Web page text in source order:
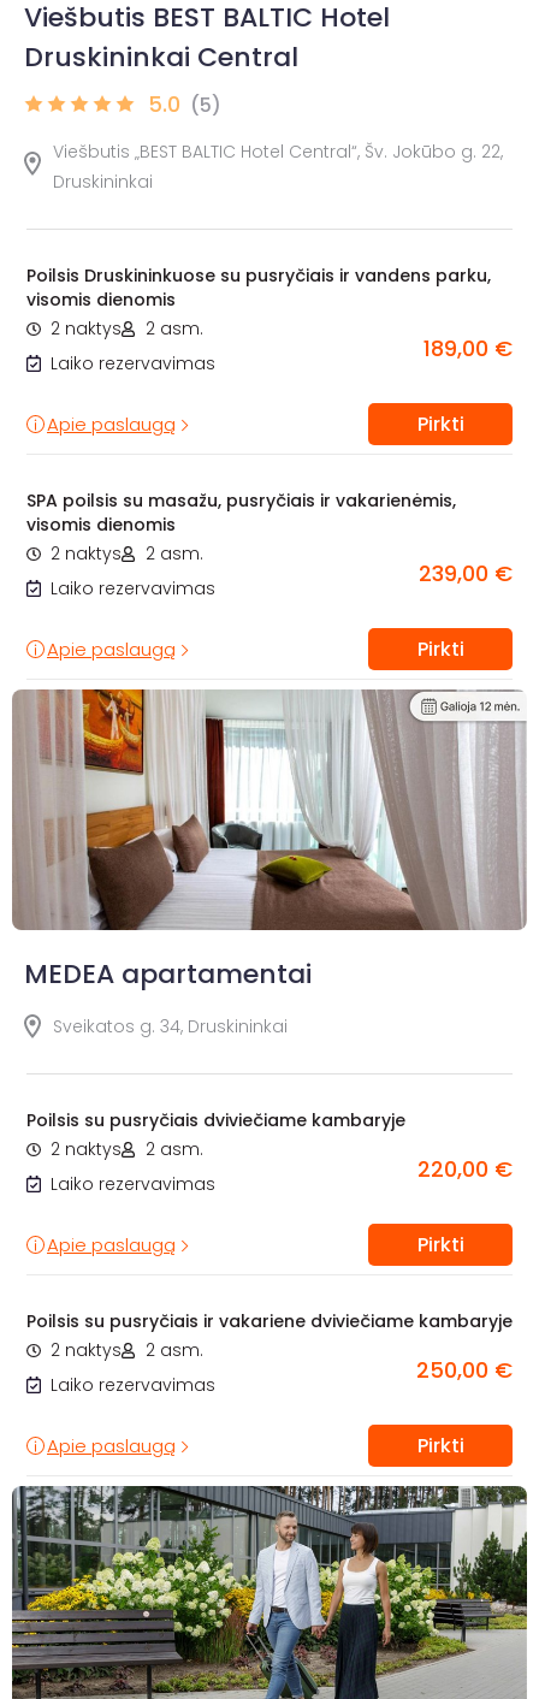
Viešbutis BEST BALTIC Hotel
Druskininkai Central
5.0 (5)
Viešbutis „BEST BALTIC Hotel Central“, Šv. Jokūbo g. 22,
Druskininkai
Poilsis Druskininkuose su pusryčiais ir vandens parku,
visomis dienomis
2 naktys
2 asm.
Laiko rezervavimas
189,00 €
Apie paslaugą Pirkti
SPA poilsis su masažu, pusryčiais ir vakarienėmis,
visomis dienomis
2 naktys
2 asm.
Laiko rezervavimas
239,00 €
Apie paslaugą Pirkti
MEDEA apartamentai
Sveikatos g. 34, Druskininkai
Poilsis su pusryčiais dviviečiame kambaryje
2 naktys
2 asm.
Laiko rezervavimas
220,00 €
Apie paslaugą Pirkti
Poilsis su pusryčiais ir vakariene dviviečiame kambaryje
2 naktys
2 asm.
Laiko rezervavimas
250,00 €
Apie paslaugą Pirkti